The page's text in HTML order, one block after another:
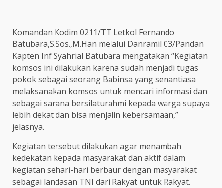
Komandan Kodim 0211/TT Letkol Fernando
Batubara,S.Sos.,M.Han melalui Danramil 03/Pandan
Kapten Inf Syahrial Batubara mengatakan “Kegiatan
komsos ini dilakukan karena sudah menjadi tugas
pokok sebagai seorang Babinsa yang senantiasa
melaksanakan komsos untuk mencari informasi dan
sebagai sarana bersilaturahmi kepada warga supaya
lebih dekat dan bisa menjalin kebersamaan,”
jelasnya.
Kegiatan tersebut dilakukan agar menambah
kedekatan kepada masyarakat dan aktif dalam
kegiatan sehari-hari berbaur dengan masyarakat
sebagai landasan TNI dari Rakyat untuk Rakyat.